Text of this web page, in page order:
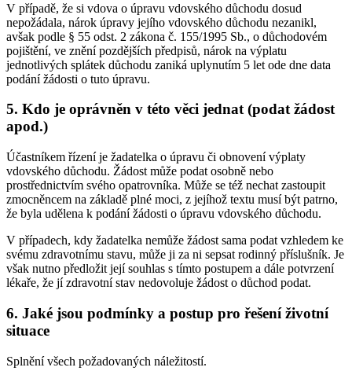
V případě, že si vdova o úpravu vdovského důchodu dosud
nepožádala, nárok úpravy jejího vdovského důchodu nezanikl,
avšak podle § 55 odst. 2 zákona č. 155/1995 Sb., o důchodovém
pojištění, ve znění pozdějších předpisů, nárok na výplatu
jednotlivých splátek důchodu zaniká uplynutím 5 let ode dne data
podání žádosti o tuto úpravu.
5. Kdo je oprávněn v této věci jednat (podat žádost
apod.)
Účastníkem řízení je žadatelka o úpravu či obnovení výplaty
vdovského důchodu. Žádost může podat osobně nebo
prostřednictvím svého opatrovníka. Může se též nechat zastoupit
zmocněncem na základě plné moci, z jejíhož textu musí být patrno,
že byla udělena k podání žádosti o úpravu vdovského důchodu.
V případech, kdy žadatelka nemůže žádost sama podat vzhledem ke
svému zdravotnímu stavu, může ji za ni sepsat rodinný příslušník. Je
však nutno předložit její souhlas s tímto postupem a dále potvrzení
lékaře, že jí zdravotní stav nedovoluje žádost o důchod podat.
6. Jaké jsou podmínky a postup pro řešení životní
situace
Splnění všech požadovaných náležitostí.